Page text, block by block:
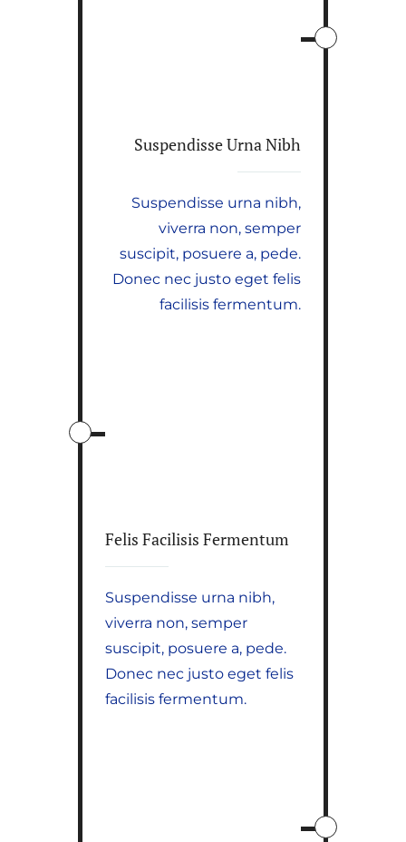
Suspendisse Urna Nibh
Suspendisse urna nibh,
viverra non, semper
suscipit, posuere a, pede.
Donec nec justo eget felis
facilisis fermentum.
Felis Facilisis Fermentum
Suspendisse urna nibh,
viverra non, semper
suscipit, posuere a, pede.
Donec nec justo eget felis
facilisis fermentum.